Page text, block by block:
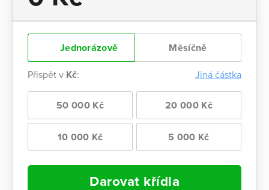
Jednorázově Měsíčně
Přispět v Kč: Jiná částka
50 000 Kč 20 000 Kč
10 000 Kč 5 000 Kč
Darovat křídla